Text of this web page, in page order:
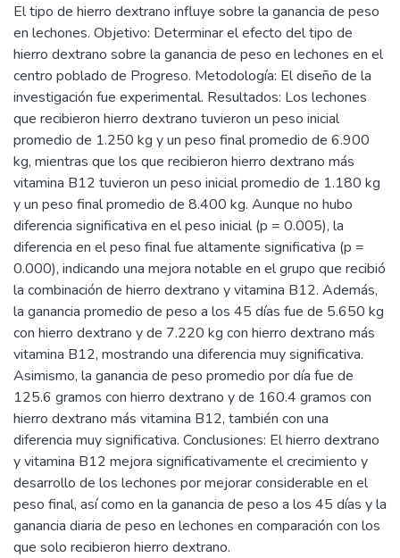
El tipo de hierro dextrano influye sobre la ganancia de peso
en lechones. Objetivo: Determinar el efecto del tipo de
hierro dextrano sobre la ganancia de peso en lechones en el
centro poblado de Progreso. Metodología: El diseño de la
investigación fue experimental. Resultados: Los lechones
que recibieron hierro dextrano tuvieron un peso inicial
promedio de 1.250 kg y un peso final promedio de 6.900
kg, mientras que los que recibieron hierro dextrano más
vitamina B12 tuvieron un peso inicial promedio de 1.180 kg
y un peso final promedio de 8.400 kg. Aunque no hubo
diferencia significativa en el peso inicial (p = 0.005), la
diferencia en el peso final fue altamente significativa (p =
0.000), indicando una mejora notable en el grupo que recibió
la combinación de hierro dextrano y vitamina B12. Además,
la ganancia promedio de peso a los 45 días fue de 5.650 kg
con hierro dextrano y de 7.220 kg con hierro dextrano más
vitamina B12, mostrando una diferencia muy significativa.
Asimismo, la ganancia de peso promedio por día fue de
125.6 gramos con hierro dextrano y de 160.4 gramos con
hierro dextrano más vitamina B12, también con una
diferencia muy significativa. Conclusiones: El hierro dextrano
y vitamina B12 mejora significativamente el crecimiento y
desarrollo de los lechones por mejorar considerable en el
peso final, así como en la ganancia de peso a los 45 días y la
ganancia diaria de peso en lechones en comparación con los
que solo recibieron hierro dextrano.